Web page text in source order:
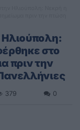
Ηλιούπολη:
στο
πριν την
379 0